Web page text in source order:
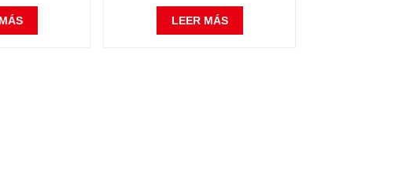
y alta
70L
temperatura y alta presión,
diseño Vertical, 100L
LEER MÁS